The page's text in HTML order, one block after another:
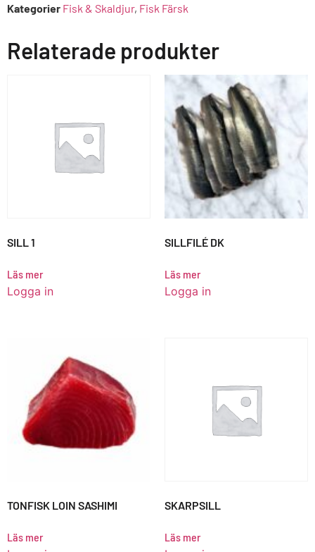
Kategorier Fisk & Skaldjur, Fisk Färsk
Relaterade produkter
SILL 1
Läs mer
Logga in
SILLFILÉ DK
Läs mer
Logga in
TONFISK LOIN SASHIMI
Läs mer
SKARPSILL
Läs mer